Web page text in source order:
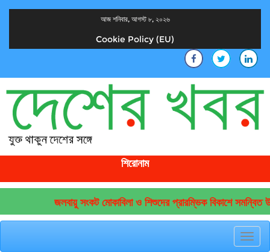
আজ শনিবার, আগস্ট ৮, ২০২৬
Cookie Policy (EU)
শিরোনাম
জলবায়ু সংকট মোকাবিলা ও শিশুদের প্রারম্ভিক বিকাশে সমন্বিত